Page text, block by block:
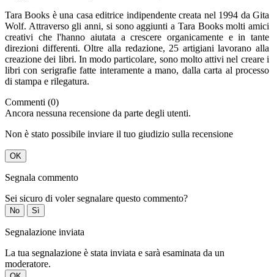
Tara Books è una casa editrice indipendente creata nel 1994 da Gita
Wolf. Attraverso gli anni, si sono aggiunti a Tara Books molti amici
creativi che l'hanno aiutata a crescere organicamente e in tante
direzioni differenti. Oltre alla redazione, 25 artigiani lavorano alla
creazione dei libri. In modo particolare, sono molto attivi nel creare i
libri con serigrafie fatte interamente a mano, dalla carta al processo
di stampa e rilegatura.
Commenti (0)
Ancora nessuna recensione da parte degli utenti.
Non è stato possibile inviare il tuo giudizio sulla recensione
OK
Segnala commento
Sei sicuro di voler segnalare questo commento?
No Sì
Segnalazione inviata
La tua segnalazione è stata inviata e sarà esaminata da un
moderatore.